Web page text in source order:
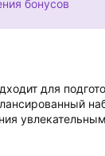
бонусов
для